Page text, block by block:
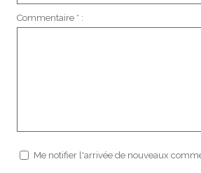
Commentaire * :
Me notifier l'arrivée de nouveaux